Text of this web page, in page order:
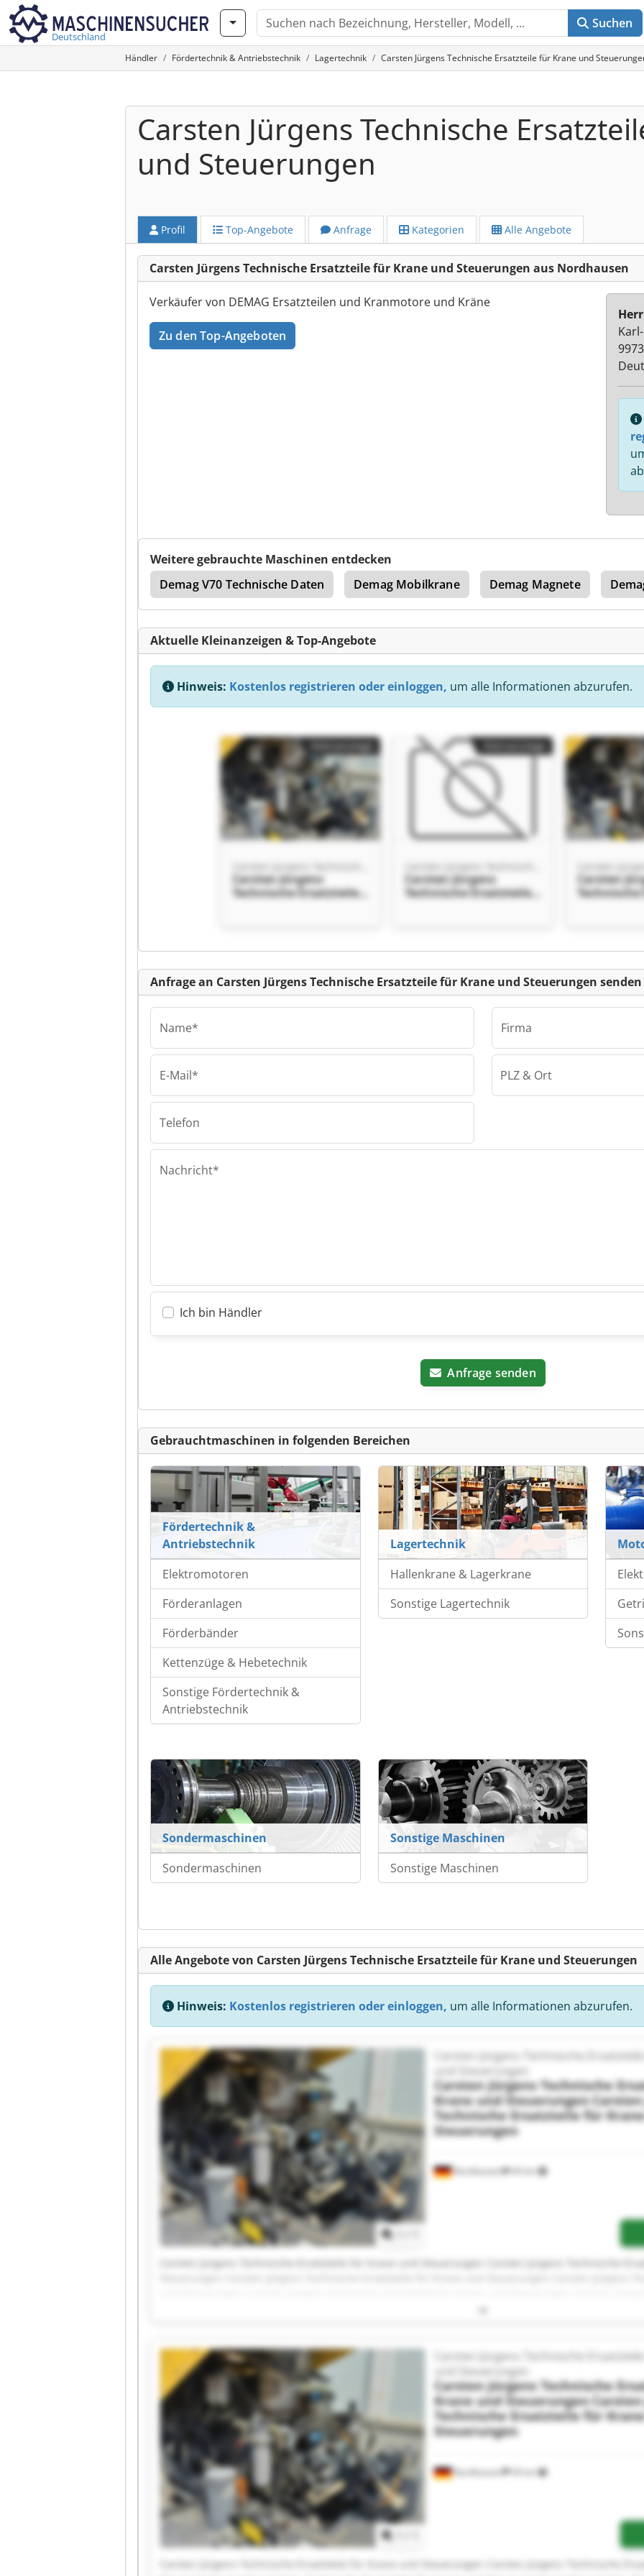
Deutschland
Suchen
Händler Fördertechnik & Antriebstechnik Lagertechnik Carsten Jürgens Technische Ersatzteile für Krane und
Carsten Jürgens Technische
und Steuerungen
Profil Top-Angebote Anfrage Kategorien Alle Angebote
Carsten Jürgens Technische Ersatzteile für Krane und Steuerungen aus Nordhausen
Verkäufer von DEMAG Ersatzteilen und Kranmotore und Kräne
Zu den Top-Angeboten
Weitere gebrauchte Maschinen entdecken
Demag V70 Technische Daten
Demag Mobilkrane Demag Magnete
Aktuelle Kleinanzeigen & Top-Angebote
Hinweis: Kostenlos registrieren oder einloggen, um alle Informationen abzurufen.
Carsten Jürgens
Technische Ersatzteile
Ersatzteile für Krane
Carsten Jürgens
Technische Ersatzteile
Ersatzteile für Krane
Carsten
Ersatzteile
Technische Ersatzteile
Jürgens Technische
Kleinanzeige
Anfrage an Carsten Jürgens Technische Ersatzteile für Krane und Steuerungen senden
Name*
E-Mail*
Telefon
Firma
PLZ & Ort
Nachricht*
Ich bin Händler
Anfrage senden
Gebrauchtmaschinen in folgenden Bereichen
Fördertechnik &
Antriebstechnik
Elektromotoren
Förderanlagen
Förderbänder
Kettenzüge & Hebetechnik
Sonstige Fördertechnik &
Antriebstechnik
Lagertechnik
Hallenkrane & Lagerkrane
Sonstige Lagertechnik
Sondermaschinen
Sondermaschinen
Sonstige Maschinen
Sonstige Maschinen
Alle Angebote von Carsten Jürgens Technische Ersatzteile für Krane und Steuerungen
Hinweis: Kostenlos registrieren oder einloggen, um alle Informationen abzurufen.
Nordhausen 45 km
Carsten Jürgens Technische
und Steuerungen
Carsten Jürgens Technische
Krane und Steuerungen
Technische Ersatzteile für
Steuerungen
Carsten Jürgens Technische Ersatzteile für Krane und Steuerungen Carsten Jürgens Technische
Krane und Steuerungen Carsten Jürgens Technische Ersatzteile für Krane und Steuerungen
Technische Ersatzteile für Krane und Steuerungen Carsten Jürgens Technische Ersatzteile für
Jürgens Technische Ersatzteile für Krane und Steuerungen Carsten Jürgens Technische Ersatzteile
Carsten Jürgens Technische Ersatzteile für Krane und Steuerungen Carsten Jürgens Technische
Steuerungen Carsten Jürgens Technische Ersatzteile für Krane und Steuerungen Carsten Jürgens
und Steuerungen Carsten Jürgens Technische Ersatzteile für Krane und Steuerungen
Nordhausen 45 km
Carsten Jürgens Technische
und Steuerungen
Carsten Jürgens Technische
Krane und Steuerungen
Technische Ersatzteile für
Steuerungen
Carsten Jürgens Technische Ersatzteile für Krane und Steuerungen Carsten Jürgens Technische